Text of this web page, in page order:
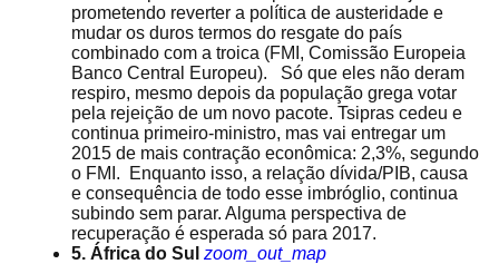
prometendo reverter a política de austeridade e
mudar os duros termos do resgate do país
combinado com a troica (FMI, Comissão Europeia
Banco Central Europeu). Só que eles não deram
respiro, mesmo depois da população grega votar
pela rejeição de um novo pacote. Tsipras cedeu e
continua primeiro-ministro, mas vai entregar um
2015 de mais contração econômica: 2,3%, segundo
o FMI. Enquanto isso, a relação dívida/PIB, causa
e consequência de todo esse imbróglio, continua
subindo sem parar. Alguma perspectiva de
recuperação é esperada só para 2017.
5. África do Sul zoom_out_map